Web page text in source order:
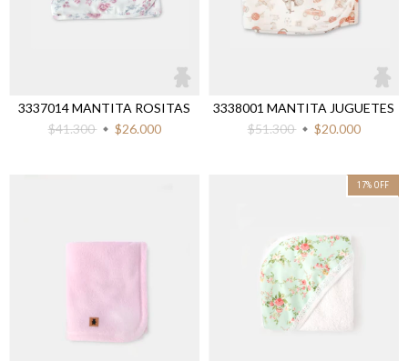
3337014 MANTITA ROSITAS
$41.300
$26.000
3338001 MANTITA JUGUETES
$51.300
$20.000
17% OFF